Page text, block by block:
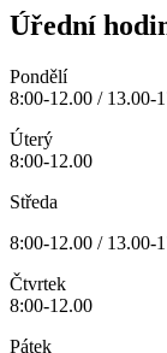
Úřední
Pondělí
8:00-12.00 / 13.00-
Úterý
8:00-12.00
Středa
8:00-12.00 / 13.00-
Čtvrtek
8:00-12.00
Pátek